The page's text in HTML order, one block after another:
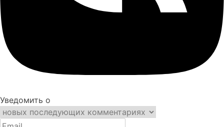
Уведомить о